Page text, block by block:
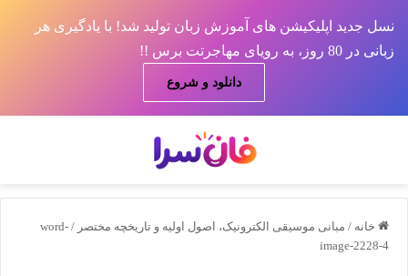
نسل جدید اپلیکیشن های آموزش زبان تولید شد! با یادگیری هر
زبانی در 80 روز، به رویای مهاجرتت برس !!
دانلود و شروع
خانه / مبانی موسیقی الکترونیک، اصول اولیه و تاریخچه مختصر /
word-
image-2228-4